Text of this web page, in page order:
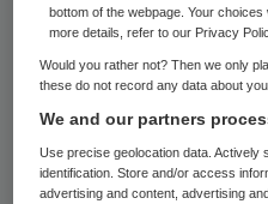
Financieel
neergezet. We
bottom of the webpage. Your
more details, refer to our Privacy
Would you rather not? Then we only
these do not record any data about
We and our partners
Use precise geolocation data.
identification. Store and/or access
advertising and content, advertising